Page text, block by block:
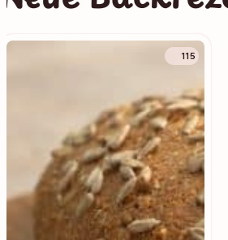
115